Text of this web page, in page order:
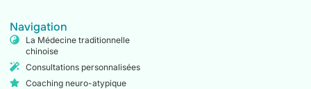
Navigation
La Médecine traditionnelle
chinoise
Consultations personnalisées
Coaching neuro-atypique